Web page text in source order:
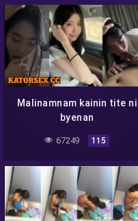
Malinamnam kainin tite ni
byenan
67249 115